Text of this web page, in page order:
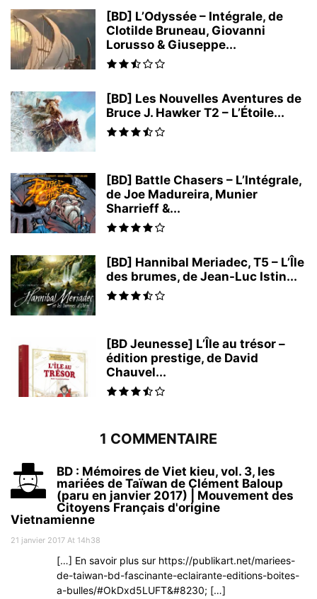
[BD] L’Odyssée – Intégrale, de
Clotilde Bruneau, Giovanni
Lorusso & Giuseppe...
[BD] Les Nouvelles Aventures de
Bruce J. Hawker T2 – L’Étoile...
[BD] Battle Chasers – L’Intégrale,
de Joe Madureira, Munier
Sharrieff &...
[BD] Hannibal Meriadec, T5 – L’Île
des brumes, de Jean-Luc Istin...
[BD Jeunesse] L’Île au trésor –
édition prestige, de David
Chauvel...
1 COMMENTAIRE
BD : Mémoires de Viet kieu, vol. 3, les
mariées de Taïwan de Clément Baloup
(paru en janvier 2017) | Mouvement des
Citoyens Français d'origine
Vietnamienne
21 janvier 2017 At 14h38
[…] En savoir plus sur https://publikart.net/mariees-
de-taiwan-bd-fascinante-eclairante-editions-boites-
a-bulles/#OkDxd5LUFT&#8230; […]